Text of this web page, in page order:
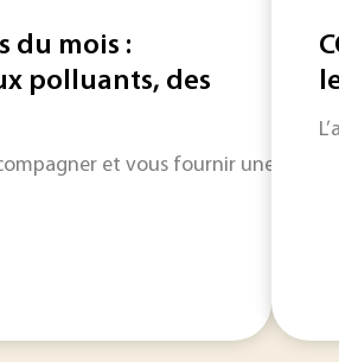
du mois :
polluants, des
et vous fournir une